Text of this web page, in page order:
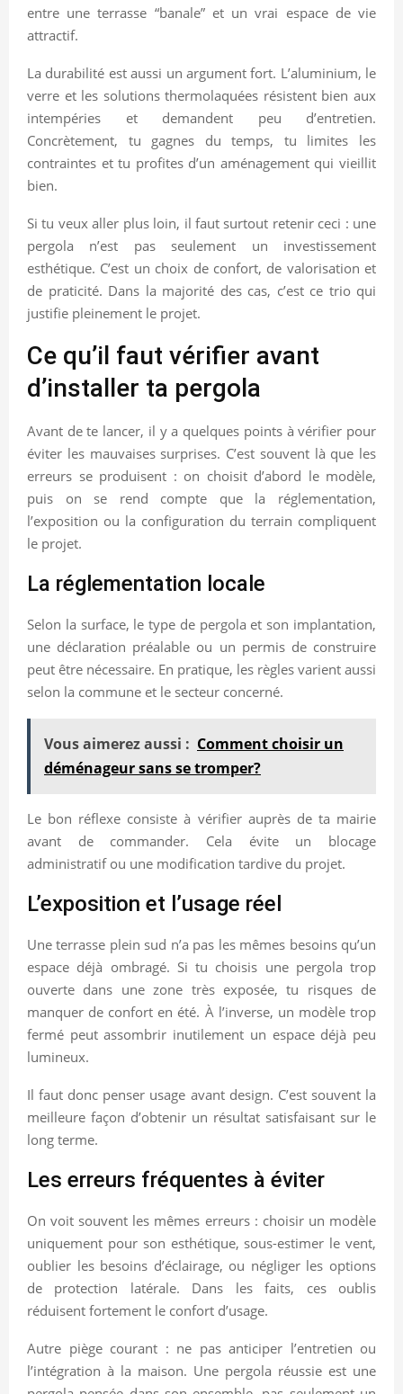
entre une terrasse “banale” et un vrai espace de vie
attractif.
La durabilité est aussi un argument fort. L’aluminium, le
verre et les solutions thermolaquées résistent bien aux
intempéries et demandent peu d’entretien.
Concrètement, tu gagnes du temps, tu limites les
contraintes et tu profites d’un aménagement qui vieillit
bien.
Si tu veux aller plus loin, il faut surtout retenir ceci : une
pergola n’est pas seulement un investissement
esthétique. C’est un choix de confort, de valorisation et
de praticité. Dans la majorité des cas, c’est ce trio qui
justifie pleinement le projet.
Ce qu’il faut vérifier avant
d’installer ta pergola
Avant de te lancer, il y a quelques points à vérifier pour
éviter les mauvaises surprises. C’est souvent là que les
erreurs se produisent : on choisit d’abord le modèle,
puis on se rend compte que la réglementation,
l’exposition ou la configuration du terrain compliquent
le projet.
La réglementation locale
Selon la surface, le type de pergola et son implantation,
une déclaration préalable ou un permis de construire
peut être nécessaire. En pratique, les règles varient aussi
selon la commune et le secteur concerné.
Vous aimerez aussi : Comment choisir un
déménageur sans se tromper?
Le bon réflexe consiste à vérifier auprès de ta mairie
avant de commander. Cela évite un blocage
administratif ou une modification tardive du projet.
L’exposition et l’usage réel
Une terrasse plein sud n’a pas les mêmes besoins qu’un
espace déjà ombragé. Si tu choisis une pergola trop
ouverte dans une zone très exposée, tu risques de
manquer de confort en été. À l’inverse, un modèle trop
fermé peut assombrir inutilement un espace déjà peu
lumineux.
Il faut donc penser usage avant design. C’est souvent la
meilleure façon d’obtenir un résultat satisfaisant sur le
long terme.
Les erreurs fréquentes à éviter
On voit souvent les mêmes erreurs : choisir un modèle
uniquement pour son esthétique, sous-estimer le vent,
oublier les besoins d’éclairage, ou négliger les options
de protection latérale. Dans les faits, ces oublis
réduisent fortement le confort d’usage.
Autre piège courant : ne pas anticiper l’entretien ou
l’intégration à la maison. Une pergola réussie est une